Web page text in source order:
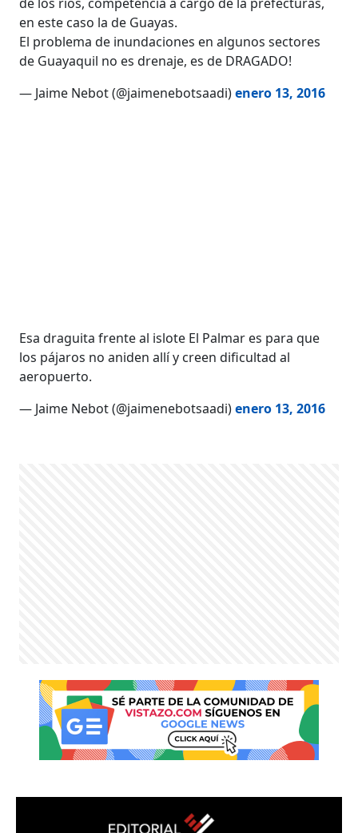
en este caso la de Guayas.
El problema de inundaciones en algunos sectores
de Guayaquil no es drenaje, es de DRAGADO!
— Jaime Nebot (@jaimenebotsaadi)enero 13, 2016
Esa draguita frente al islote El Palmar es para que
los pájaros no aniden allí y creen dificultad al
aeropuerto.
— Jaime Nebot (@jaimenebotsaadi)enero 13, 2016